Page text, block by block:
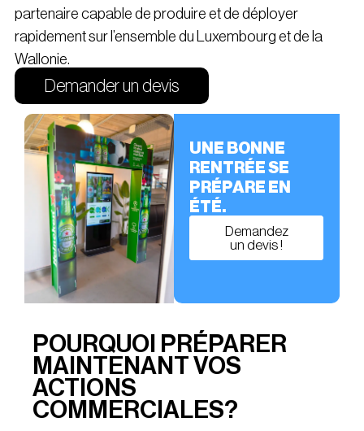
partenaire capable de produire et de déployer
rapidement sur l’ensemble du Luxembourg et de la
Wallonie.
Demander un devis
UNE BONNE
RENTRÉE SE
PRÉPARE EN
ÉTÉ.
Demandez
un devis !
POURQUOI PRÉPARER
MAINTENANT VOS
ACTIONS
COMMERCIALES?